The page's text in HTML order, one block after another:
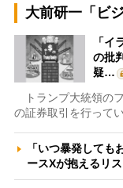
大前研一「ビ
「イ
の批
疑…
トランプ大統領の
の証券取引を行って
「いつ暴発して
ースXが抱えるリ